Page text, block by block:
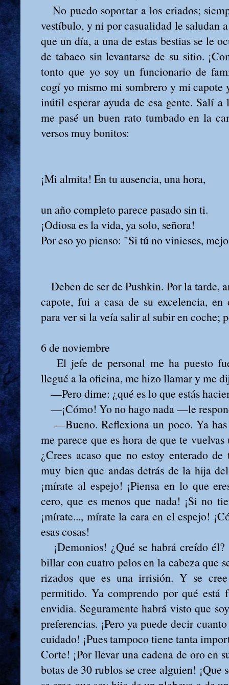
No puedo soportar a los criados;
vestíbulo, y ni por casualidad le saludan
que un día, a una de estas bestias se le
de tabaco sin levantarse de su sitio.
tonto que yo soy un funcionario de
cogí yo mismo mi sombrero y mi capote
inútil esperar ayuda de esa gente. Salí
me pasé un buen rato tumbado en la
versos muy bonitos:
¡Mi almita! En tu ausencia, una hora,
un año completo parece pasado sin ti.
¡Odiosa es la vida, ya solo, señora!
Por eso yo pienso: "Si tú no vinieses,
Deben de ser de Pushkin. Por la tarde,
capote, fui a casa de su excelencia, en
para ver si la veía salir al subir en coche;
6 de noviembre
El jefe de personal me ha puesto
llegué a la oficina, me hizo llamar y me
—Pero dime: ¿qué es lo que estás
—¡Cómo! Yo no hago nada —le
—Bueno. Reflexiona un poco. Ya has
me parece que es hora de que te
¿Crees acaso que no estoy enterado de
muy bien que andas detrás de la hija
¡mírate al espejo! ¡Piensa en lo que
cero, que es menos que nada! ¡Si no
¡mírate..., mírate la cara en el espejo!
esas cosas!
¡Demonios! ¿Qué se habrá creído
billar con cuatro pelos en la cabeza que
rizados que es una irrisión. Y se
permitido. Ya comprendo por qué está
envidia. Seguramente habrá visto que
preferencias. ¡Pero ya puede decir
cuidado! ¡Pues tampoco tiene tanta
Corte! ¡Por llevar una cadena de oro en
botas de 30 rublos se cree alguien! ¡Que